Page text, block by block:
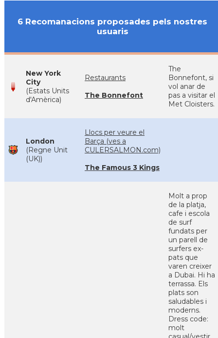
6 Recomanacions proposades pels nostres
usuaris
New York
City
(Estats Units
d'Amèrica)
Restaurants
The Bonnefont
The
Bonnefont, si
vol anar de
pas a visitar el
Met Cloisters.
London
(Regne Unit
(UK))
Llocs per veure el
Barça (ves a
CULERSALMON.com)
The Famous 3 Kings
Molt a prop
de la platja,
cafe i escola
de surf
fundats per
un parell de
surfers ex-
pats que
varen creixer
a Dubai. Hi ha
terrassa. Els
plats son
saludables i
moderns.
Dress code:
molt